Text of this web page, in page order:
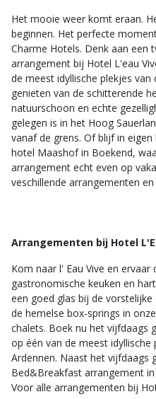
Het mooie weer komt eraan.
beginnen. Het perfecte
Charme Hotels. Denk aan een
arrangement bij Hotel L'eau
de meest idyllische plekjes van
genieten van de schitterende
natuurschoon en echte
gelegen is in het Hoog
vanaf de grens. Of blijf in
hotel Maashof in Boekend,
arrangement echt even op
veschillende arrangementen
Arrangementen bij Hotel
Kom naar l' Eau Vive en
gastronomische keuken en
een goed glas bij de
de hemelse box-springs in
chalets. Boek nu het vijfdaags
op één van de meest idyllische
Ardennen. Naast het vijfdaags
Bed&Breakfast arrangement
Voor alle arrangementen bij